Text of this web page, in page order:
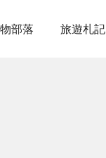
部落 旅遊札記